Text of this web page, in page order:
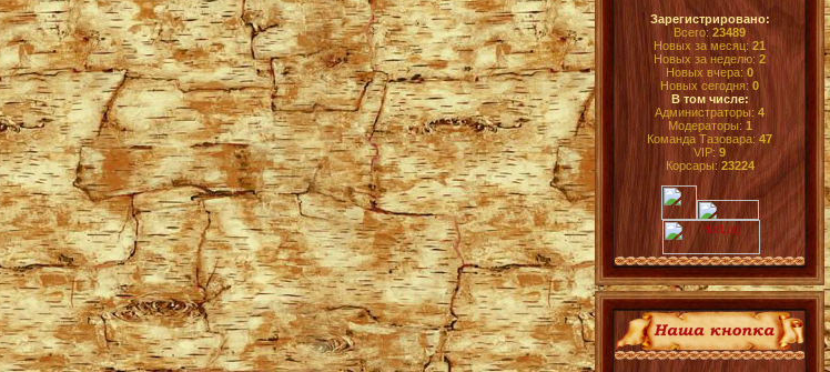
Зарегистрировано:
Всего: 23489
Новых за месяц: 21
Новых за неделю: 2
Новых вчера: 0
Новых сегодня: 0
В том числе:
Администраторы: 4
Модераторы:1
Команда Тазовара: 47
VIP: 9
Корсары: 23224